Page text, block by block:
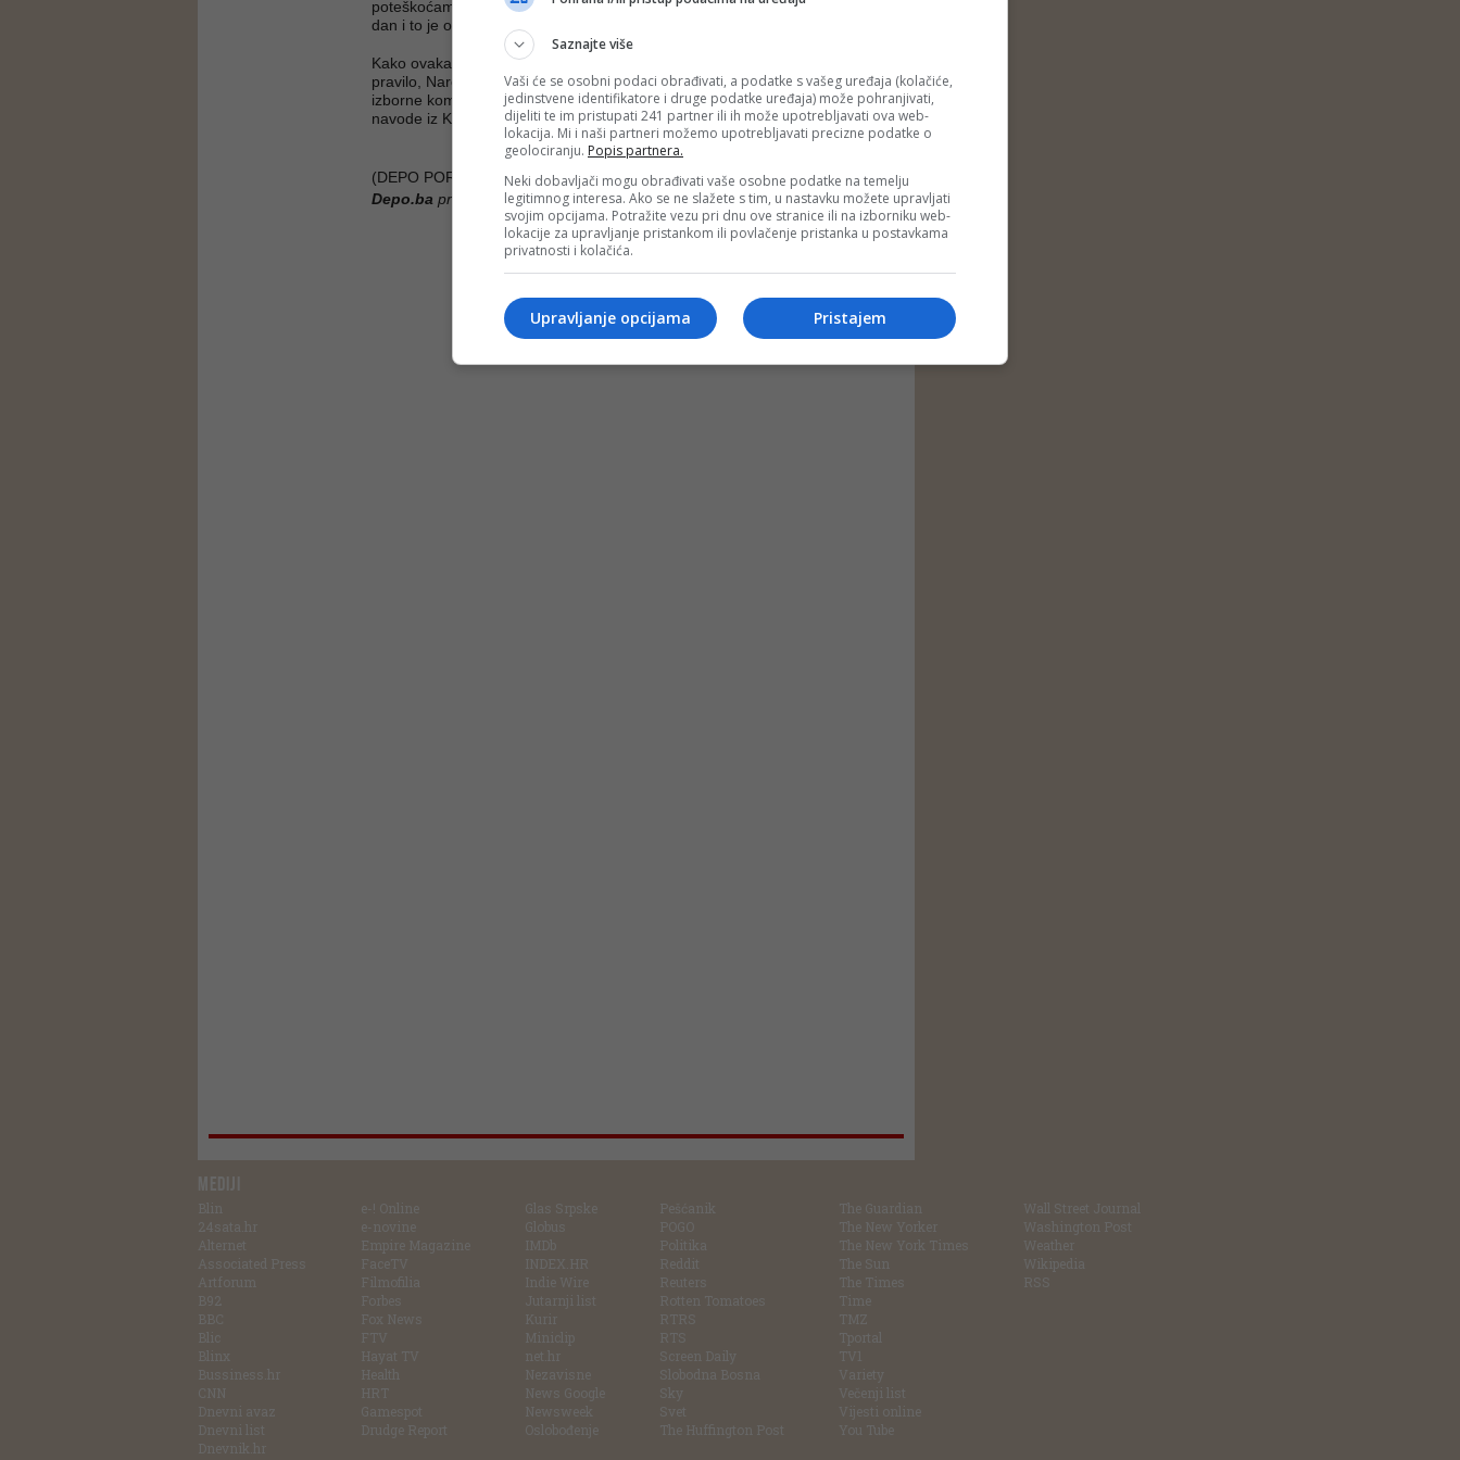
poteškoćama u razvoju i njihove porodice trebaju sistemsku podršku svaki
dan i to je obaveza koju mi kao društvo spram njih imamo.
Kako ovakav neodgovoran i nemoralan potez jedne stranke ne bi postao
pravilo, Narod i Pravda će tražiti od odgovornih, prvenstveno Centralne
izborne komisije (CIK) da se jasno i nedvosmisleno očituje o ovom činu -
navode iz KO NIP Kantona Sarasjevo.
(DEPO PORTAL/ad)
Depo.ba pratite putem društvenih mreža Twitter iFacebook
MEDIJI
Blin
24sata.hr
Alternet
Associated Press
Artforum
B92
BBC
Blic
Blinx
Bussiness.hr
CNN
Dnevni avaz
Dnevni list
Dnevnik.hr
e-! Online
e-novine
Empire Magazine
FaceTV
Filmofilia
Forbes
Fox News
FTV
Hayat TV
Health
HRT
Gamespot
Drudge Report
Glas Srpske
Globus
IMDb
INDEX.HR
Indie Wire
Jutarnji list
Kurir
Miniclip
net.hr
Nezavisne
News Google
Newsweek
Oslobođenje
Pešćanik
POGO
Politika
Reddit
Reuters
Rotten Tomatoes
RTRS
RTS
Screen Daily
Slobodna Bosna
Sky
Svet
The Huffington Post
The Guardian
The New Yorker
The New York Times
The Sun
The Times
Time
TMZ
Tportal
TV1
Variety
Večenji list
Vijesti online
You Tube
Wall Street Journal
Washington Post
Weather
Wikipedia
RSS
Saznajte više
Vaši će se osobni podaci obrađivati, a podatke s vašeg uređaja (kolačiće,
jedinstvene identifikatore i druge podatke uređaja) može pohranjivati,
dijeliti te im pristupati 241 partner ili ih može upotrebljavati ova web-
lokacija. Mi i naši partneri možemo upotrebljavati precizne podatke o
geolociranju. Popis partnera.
Neki dobavljači mogu obrađivati vaše osobne podatke na temelju
legitimnog interesa. Ako se ne slažete s tim, u nastavku možete upravljati
svojim opcijama. Potražite vezu pri dnu ove stranice ili na izborniku web-
lokacije za upravljanje pristankom ili povlačenje pristanka u postavkama
privatnosti i kolačića.
Pristajem
Upravljanje opcijama